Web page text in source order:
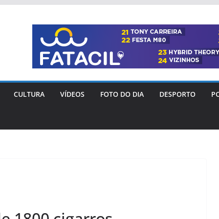
CULTURA VÍDEOS FOTO DO DIA DESPORTO